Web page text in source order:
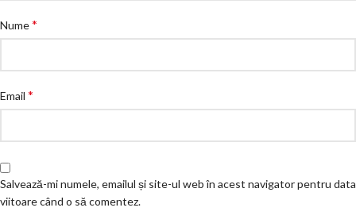
Nume*
Email *
Salvează-mi numele, emailul și site-ul web în acest navigator pentru data
viitoare când o să comentez.